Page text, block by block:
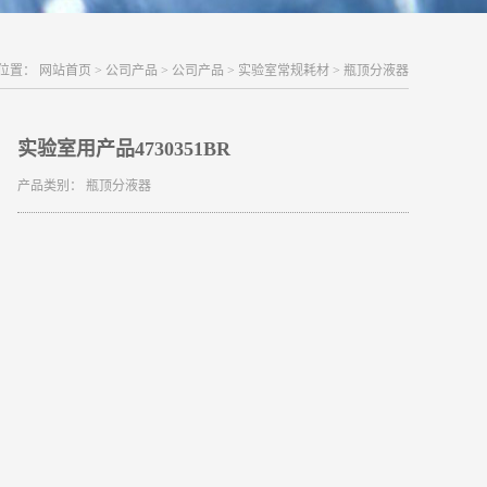
置： 网站首页 > 公司产品 > 公司产品 > 实验室常规耗材 > 瓶顶分液器
实验室用产品4730351BR
产品类别： 瓶顶分液器